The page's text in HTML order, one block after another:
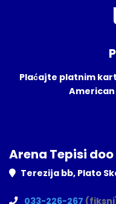
Plaćajte platnim
American
Arena Tepisi doo
Terezija bb, Plato
033-226-267